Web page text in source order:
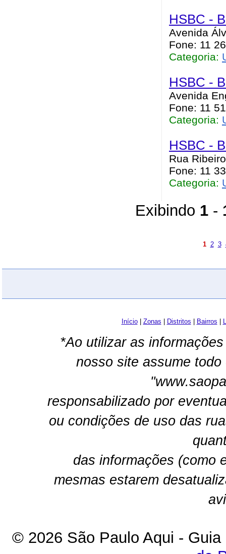
HSBC -
Avenida
Fone: 11
Categoria:
HSBC -
Avenida
Fone: 11
Categoria:
HSBC -
Rua
Fone: 11
Categoria:
Exibindo 1-
1 2 3
Início| Zonas Distritos Bairros
*Ao utilizar as
nosso site assume
responsabilizado por
ou condições de uso das
das informações (como
mesmas estarem
© 2026 São Paulo Aqui -